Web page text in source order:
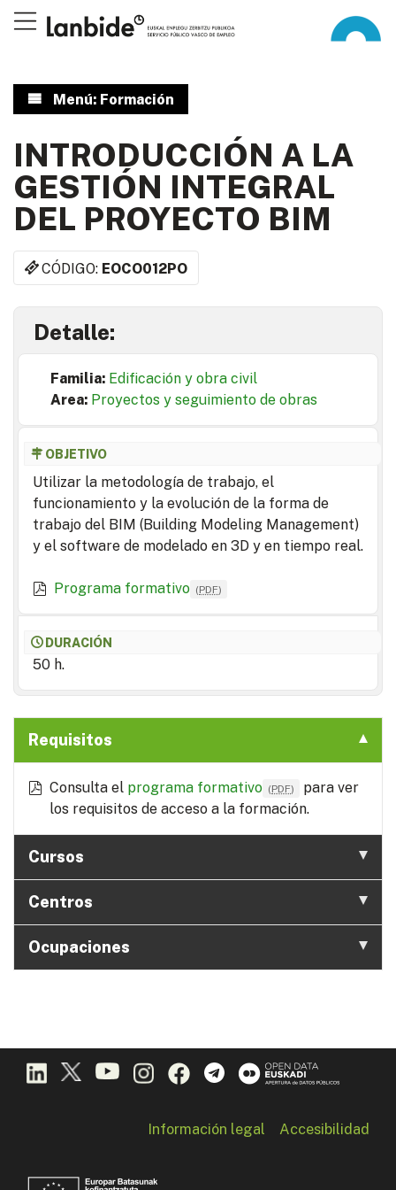
Menú: Formación
INTRODUCCIÓN A LA
GESTIÓN INTEGRAL
DEL PROYECTO BIM
CÓDIGO: EOCO012PO
Detalle:
Familia: Edificación y obra civil
Area: Proyectos y seguimiento de obras
OBJETIVO
Utilizar la metodología de trabajo, el
funcionamiento y la evolución de la forma de
trabajo del BIM (Building Modeling Management)
y el software de modelado en 3D y en tiempo real.
Programa formativo (PDF)
DURACIÓN
50 h.
Requisitos
Consulta el programa formativo (PDF)
para ver
los requisitos de acceso a la formación.
Cursos
Centros
Ocupaciones
Información legal Accesibilidad